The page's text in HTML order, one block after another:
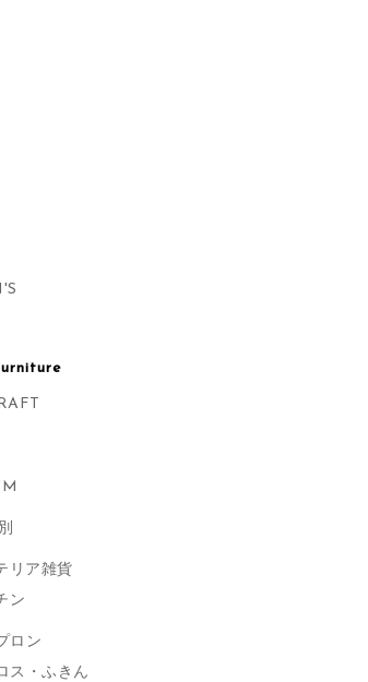
リア雑貨
ン
ロン
ス・ふきん